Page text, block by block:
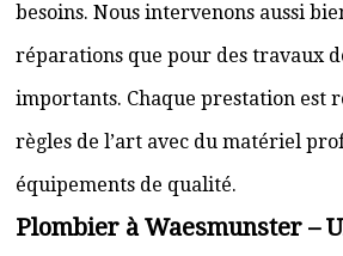
besoins. Nous intervenons aussi
réparations que pour des travaux
importants. Chaque prestation est
règles de l’art avec du matériel
équipements de qualité.
Plombier à Waesmunster –